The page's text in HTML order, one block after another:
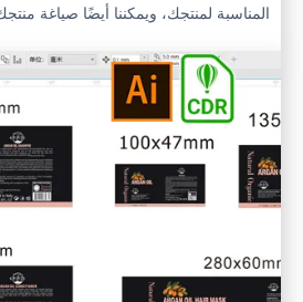
المناسبة لمنتجك، ويمكننا أيضًا صياغة